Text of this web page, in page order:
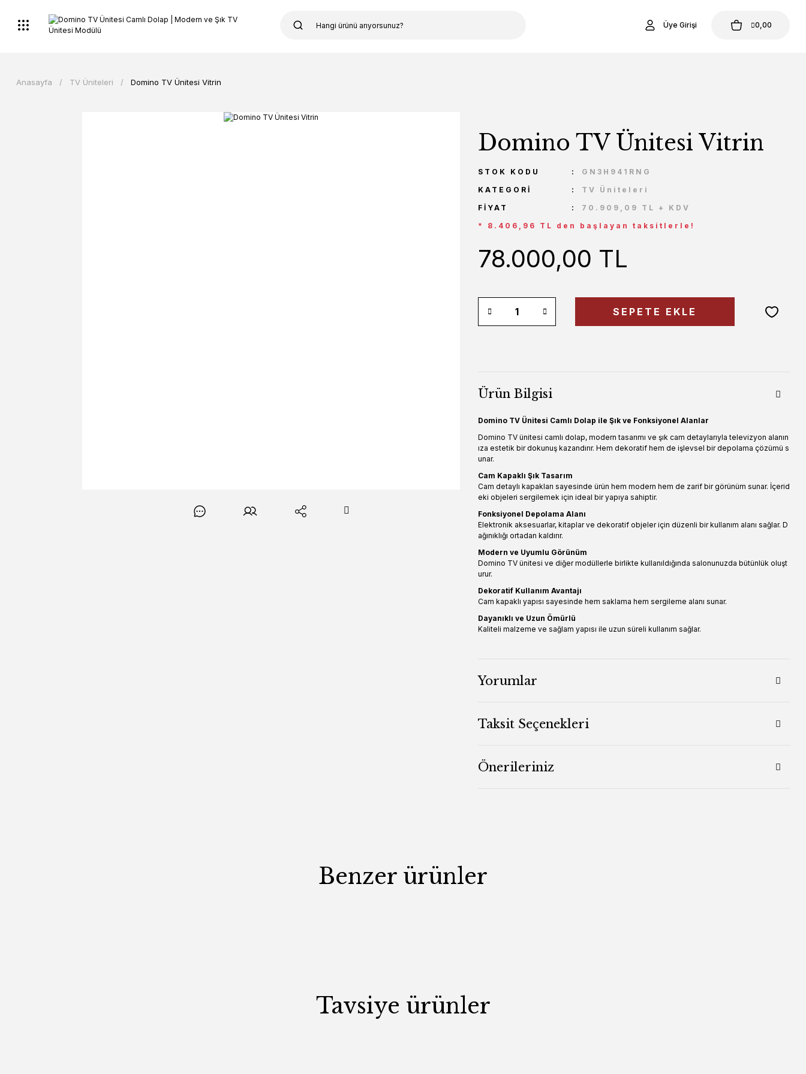
Üye Girişi 0,00
Anasayfa TV Üniteleri Domino TV Ünitesi Vitrin
Domino TV Ünitesi Vitrin
STOK KODU
GN3H941RNG
KATEGORI
TV Üniteleri
FIYAT
70.909,09 TL + KDV
* 8.406,96 TL den başlayan taksitlerle!
78.000,00 TL
SEPETE EKLE
Ürün Bilgisi
Domino TV Ünitesi Camlı Dolap ile Şık ve Fonksiyonel Alanlar
Domino TV ünitesi camlı dolap, modern tasarımı ve şık cam detaylarıyla televizyon alanın
ıza estetik bir dokunuş kazandırır. Hem dekoratif hem de işlevsel bir depolama çözümü s
unar.
Cam Kapaklı Şık Tasarım
Cam detaylı kapakları sayesinde ürün hem modern hem de zarif bir görünüm sunar. İçerid
eki objeleri sergilemek için ideal bir yapıya sahiptir.
Fonksiyonel Depolama Alanı
Elektronik aksesuarlar, kitaplar ve dekoratif objeler için düzenli bir kullanım alanı sağlar. D
ağınıklığı ortadan kaldırır.
Modern ve Uyumlu Görünüm
Domino TV ünitesi ve diğer modüllerle birlikte kullanıldığında salonunuzda bütünlük oluşt
urur.
Dekoratif Kullanım Avantajı
Cam kapaklı yapısı sayesinde hem saklama hem sergileme alanı sunar.
Dayanıklı ve Uzun Ömürlü
Kaliteli malzeme ve sağlam yapısı ile uzun süreli kullanım sağlar.
Yorumlar
Taksit Seçenekleri
Önerileriniz
Benzer ürünler
Tavsiye ürünler